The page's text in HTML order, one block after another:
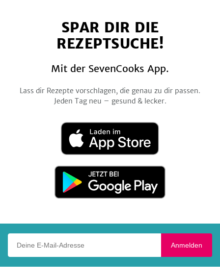
FacebookTwitterPinterestInstagramYouTube
SPAR DIR DIE
REZEPTSUCHE!
Mit der SevenCooks App.
Lass dir Rezepte vorschlagen, die genau zu dir passen.
Jeden Tag neu – gesund & lecker.
Laden
im
App
Jetzt
Google
Anmelden